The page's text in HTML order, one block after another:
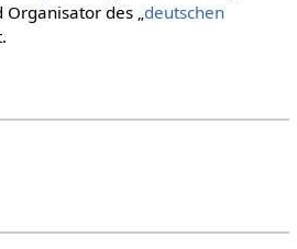
des „ deutschen